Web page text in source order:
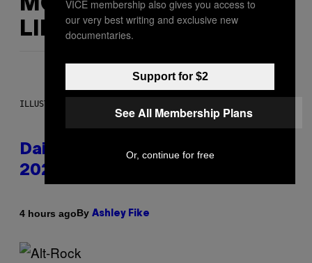
MORE
LIKE THIS
ILLUSTRATION BY REESA.
Daily Horoscope: August 6,
2026
4 hours agoBy Ashley Fike
VICE membership also gives you access to
our very best writing and exclusive new
documentaries.
Support for $2
See All Membership Plans
Or, continue for free